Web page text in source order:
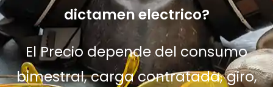
dictamen electrico?
El Precio depende del consumo
bimestral, carga contratada, giro,